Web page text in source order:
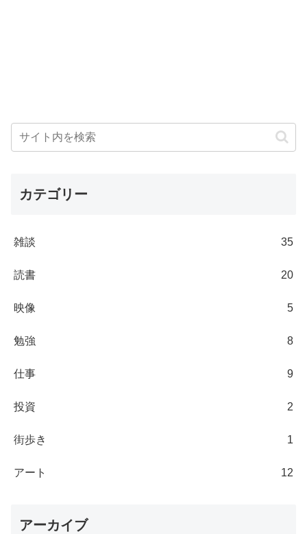
カテゴリー
雑談 35
読書 20
映像 5
勉強 8
仕事 9
投資 2
街歩き 1
アート 12
アーカイブ